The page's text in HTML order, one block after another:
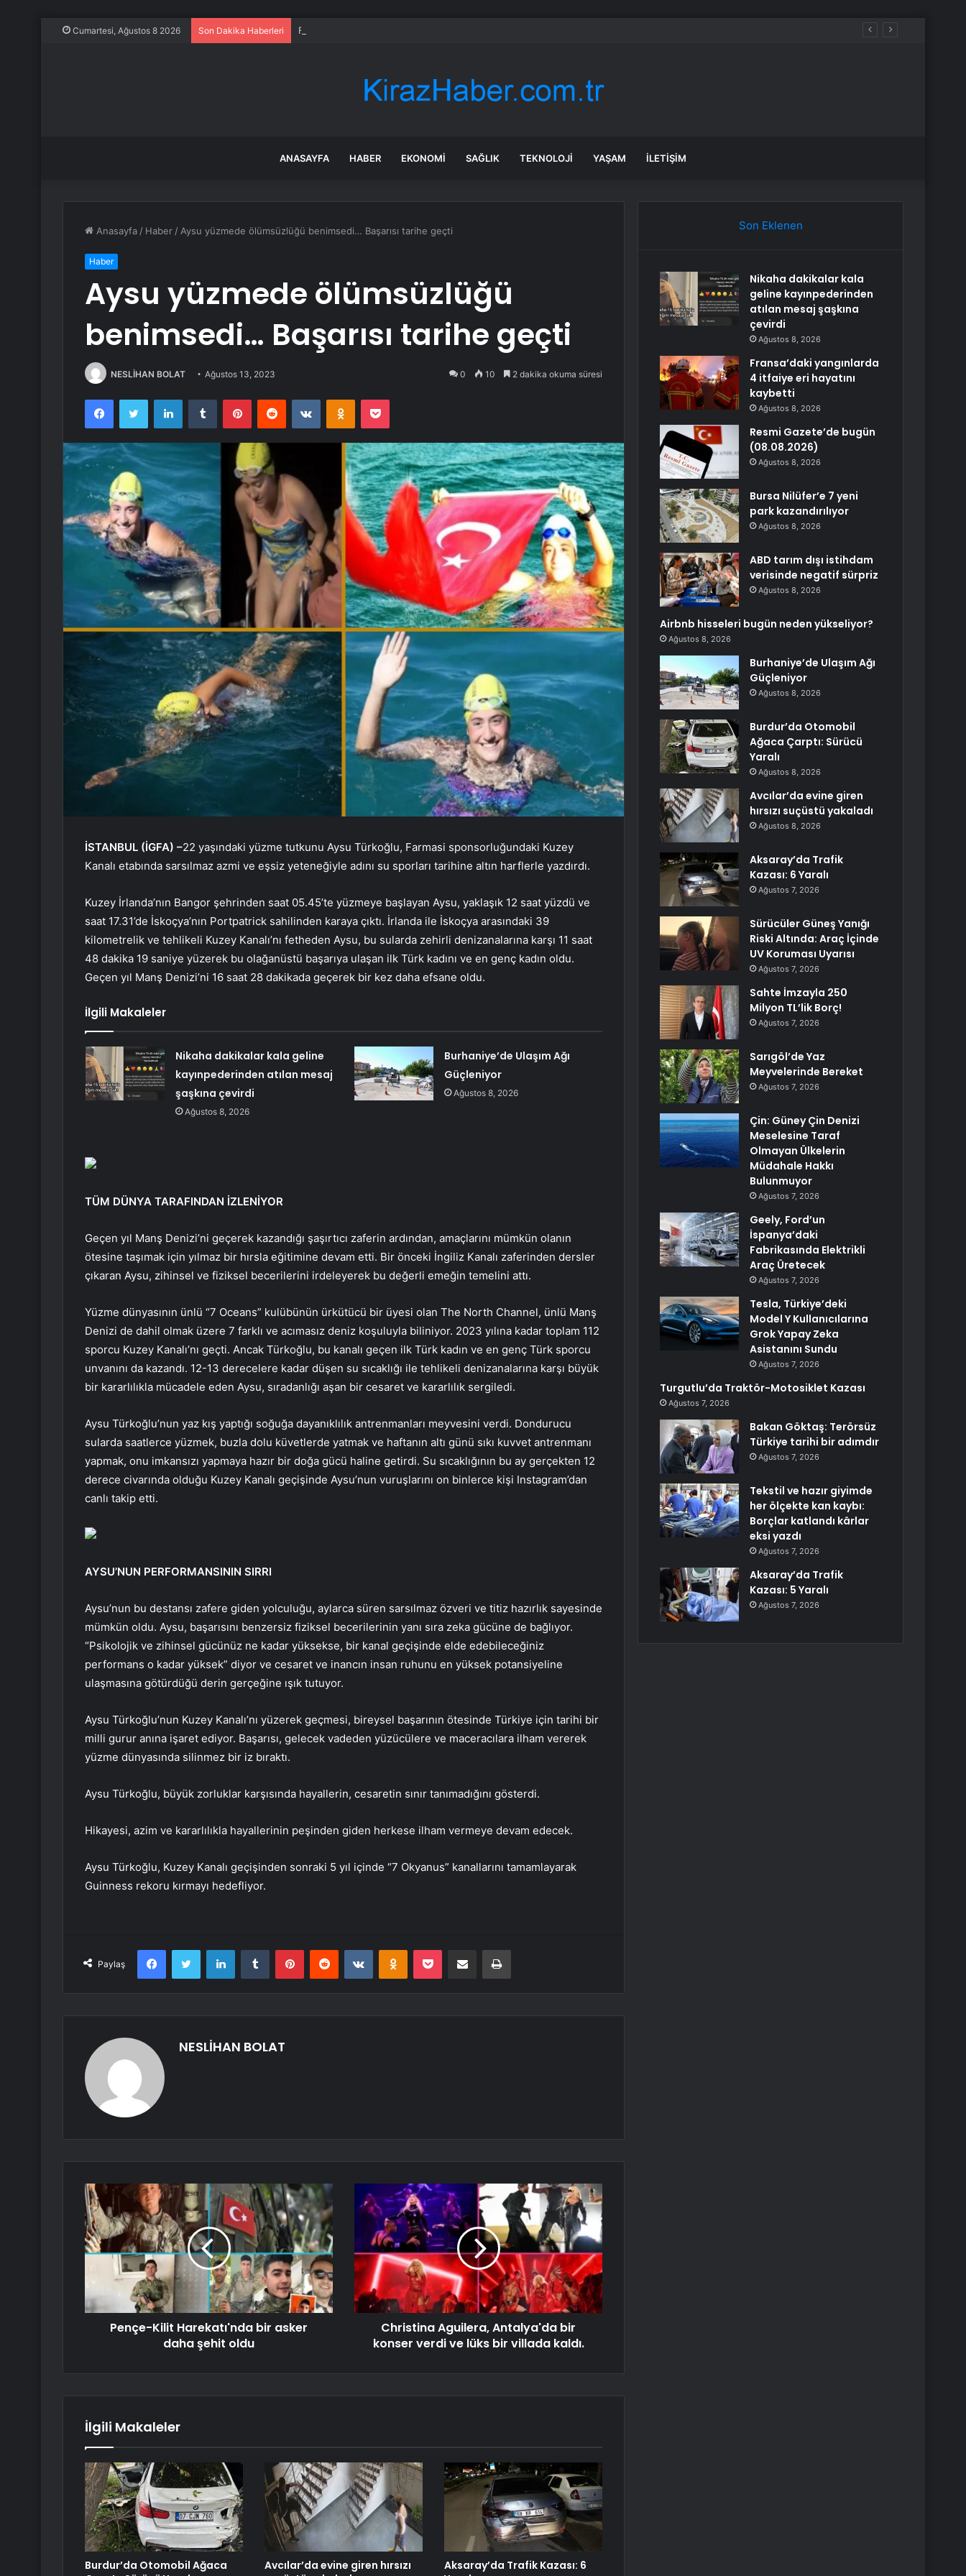
Cumartesi, Ağustos 8 2026 Son Dakika Haberleri Fransa’daki yangınlarda 4 itfaiye eri hayatını kaybetti
ANASAYFA HABER EKONOMI SAĞLIK TEKNOLOJI YAŞAM İLETIŞIM
Anasayfa / Haber / Aysu yüzmede ölümsüzlüğü benimsedi… Başarısı tarihe geçti
Haber
Aysu yüzmede ölümsüzlüğü
benimsedi… Başarısı tarihe geçti
NESLİHAN BOLAT Ağustos 13, 2023 0 10 2 dakika okuma süresi
FacebookTwitter LinkedInTumblr PinterestReddit VKontakteOdnoklassniki
Pocket
İSTANBUL (İGFA) –22 yaşındaki yüzme tutkunu Aysu Türkoğlu, Farmasi sponsorluğundaki Kuzey
Kanalı etabında sarsılmaz azmi ve eşsiz yeteneğiyle adını su sporları tarihine altın harflerle yazdırdı.
Kuzey İrlanda’nın Bangor şehrinden saat 05.45’te yüzmeye başlayan Aysu, yaklaşık 12 saat yüzdü ve
saat 17.31’de İskoçya’nın Portpatrick sahilinden karaya çıktı. İrlanda ile İskoçya arasındaki 39
kilometrelik ve tehlikeli Kuzey Kanalı’nı fetheden Aysu, bu sularda zehirli denizanalarına karşı 11 saat
48 dakika 19 saniye yüzerek bu olağanüstü başarıya ulaşan ilk Türk kadını ve en genç kadın oldu.
Geçen yıl Manş Denizi’ni 16 saat 28 dakikada geçerek bir kez daha efsane oldu.
İlgili Makaleler
Nikaha dakikalar kala geline
kayınpederinden atılan mesaj
şaşkına çevirdi
Ağustos 8, 2026
Burhaniye’de Ulaşım Ağı
Güçleniyor
Ağustos 8, 2026
TÜM DÜNYA TARAFINDAN İZLENİYOR
Geçen yıl Manş Denizi’ni geçerek kazandığı şaşırtıcı zaferin ardından, amaçlarını mümkün olanın
ötesine taşımak için yılmaz bir hırsla eğitimine devam etti. Bir önceki İngiliz Kanalı zaferinden dersler
çıkaran Aysu, zihinsel ve fiziksel becerilerini irdeleyerek bu değerli emeğin temelini attı.
Yüzme dünyasının ünlü “7 Oceans” kulübünün ürkütücü bir üyesi olan The North Channel, ünlü Manş
Denizi de dahil olmak üzere 7 farklı ve acımasız deniz koşuluyla biliniyor. 2023 yılına kadar toplam 112
sporcu Kuzey Kanalı’nı geçti. Ancak Türkoğlu, bu kanalı geçen ilk Türk kadın ve en genç Türk sporcu
unvanını da kazandı. 12-13 derecelere kadar düşen su sıcaklığı ile tehlikeli denizanalarına karşı büyük
bir kararlılıkla mücadele eden Aysu, sıradanlığı aşan bir cesaret ve kararlılık sergiledi.
Aysu Türkoğlu’nun yaz kış yaptığı soğuğa dayanıklılık antrenmanları meyvesini verdi. Dondurucu
sularda saatlerce yüzmek, buzla dolu küvetlerde yatmak ve haftanın altı günü sıkı kuvvet antrenmanı
yapmak, onu imkansızı yapmaya hazır bir doğa gücü haline getirdi. Su sıcaklığının bu ay gerçekten 12
derece civarında olduğu Kuzey Kanalı geçişinde Aysu’nun vuruşlarını on binlerce kişi Instagram’dan
canlı takip etti.
AYSU’NUN PERFORMANSININ SIRRI
Aysu’nun bu destansı zafere giden yolculuğu, aylarca süren sarsılmaz özveri ve titiz hazırlık sayesinde
mümkün oldu. Aysu, başarısını benzersiz fiziksel becerilerinin yanı sıra zeka gücüne de bağlıyor.
“Psikolojik ve zihinsel gücünüz ne kadar yüksekse, bir kanal geçişinde elde edebileceğiniz
performans o kadar yüksek” diyor ve cesaret ve inancın insan ruhunu en yüksek potansiyeline
ulaşmasına götürdüğü derin gerçeğine ışık tutuyor.
Aysu Türkoğlu’nun Kuzey Kanalı’nı yüzerek geçmesi, bireysel başarının ötesinde Türkiye için tarihi bir
milli gurur anına işaret ediyor. Başarısı, gelecek vadeden yüzücülere ve maceracılara ilham vererek
yüzme dünyasında silinmez bir iz bıraktı.
Aysu Türkoğlu, büyük zorluklar karşısında hayallerin, cesaretin sınır tanımadığını gösterdi.
Hikayesi, azim ve kararlılıkla hayallerinin peşinden giden herkese ilham vermeye devam edecek.
Aysu Türkoğlu, Kuzey Kanalı geçişinden sonraki 5 yıl içinde “7 Okyanus” kanallarını tamamlayarak
Guinness rekoru kırmayı hedefliyor.
Paylaş
FacebookTwitter LinkedInTumblr PinterestReddit VKontakteOdnoklassniki
Pocket E-Posta ile paylaş Yazdır
NESLİHAN BOLAT
Pençe-Kilit Harekatı'nda bir asker
daha şehit oldu
Christina Aguilera, Antalya'da bir
konser verdi ve lüks bir villada kaldı.
İlgili Makaleler
Burdur’da Otomobil Ağaca
Avcılar’da evine giren hırsızı
Aksaray’da Trafik Kazası: 6
Son Eklenen
Nikaha dakikalar kala
geline kayınpederinden
atılan mesaj şaşkına
çevirdi
Ağustos 8, 2026
Fransa’daki yangınlarda
4 itfaiye eri hayatını
kaybetti
Ağustos 8, 2026
Resmi Gazete’de bugün
(08.08.2026)
Ağustos 8, 2026
Bursa Nilüfer’e 7 yeni
park kazandırılıyor
Ağustos 8, 2026
ABD tarım dışı istihdam
verisinde negatif sürpriz
Ağustos 8, 2026
Airbnb hisseleri bugün neden yükseliyor?
Ağustos 8, 2026
Burhaniye’de Ulaşım Ağı
Güçleniyor
Ağustos 8, 2026
Burdur’da Otomobil
Ağaca Çarptı: Sürücü
Yaralı
Ağustos 8, 2026
Avcılar’da evine giren
hırsızı suçüstü yakaladı
Ağustos 8, 2026
Aksaray’da Trafik
Kazası: 6 Yaralı
Ağustos 7, 2026
Sürücüler Güneş Yanığı
Riski Altında: Araç İçinde
UV Koruması Uyarısı
Ağustos 7, 2026
Sahte İmzayla 250
Milyon TL’lik Borç!
Ağustos 7, 2026
Sarıgöl’de Yaz
Meyvelerinde Bereket
Ağustos 7, 2026
Çin: Güney Çin Denizi
Meselesine Taraf
Olmayan Ülkelerin
Müdahale Hakkı
Bulunmuyor
Ağustos 7, 2026
Geely, Ford’un
İspanya’daki
Fabrikasında Elektrikli
Araç Üretecek
Ağustos 7, 2026
Tesla, Türkiye’deki
Model Y Kullanıcılarına
Grok Yapay Zeka
Asistanını Sundu
Ağustos 7, 2026
Turgutlu’da Traktör-Motosiklet Kazası
Ağustos 7, 2026
Bakan Göktaş: Terörsüz
Türkiye tarihi bir adımdır
Ağustos 7, 2026
Tekstil ve hazır giyimde
her ölçekte kan kaybı:
Borçlar katlandı kârlar
eksi yazdı
Ağustos 7, 2026
Aksaray’da Trafik
Kazası: 5 Yaralı
Ağustos 7, 2026